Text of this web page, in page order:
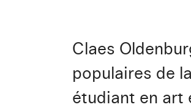
Claes
populaires de
étudiant en art